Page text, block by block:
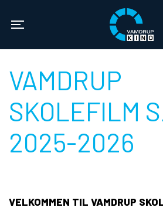
Vamdrup Kino
VAMDRUP
SKOLEFILM
2025-2026
VELKOMMEN TIL VAMDRUP